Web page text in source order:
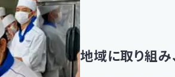
地域に取り組み